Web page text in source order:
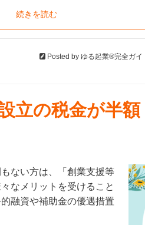
続きを読む
Posted by ゆる起業®完全ガイ
立の税金が半
ない方は、「創業支援等
なメリットを受けること
融資や補助金の優遇措置